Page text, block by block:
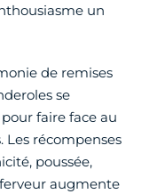
un
de remises
se
faire face au
récompenses
poussée,
augmente